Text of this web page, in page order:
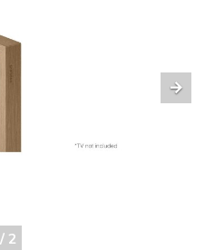
2
arrow_forward